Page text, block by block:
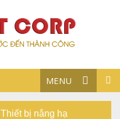
MENU
Thiết bị nâng hạ